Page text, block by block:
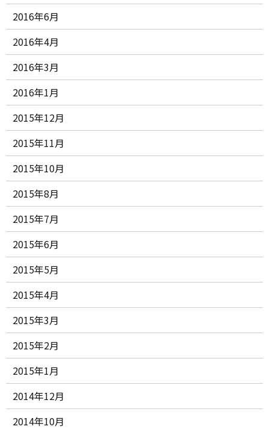
2016年6月
2016年4月
2016年3月
2016年1月
2015年12月
2015年11月
2015年10月
2015年8月
2015年7月
2015年6月
2015年5月
2015年4月
2015年3月
2015年2月
2015年1月
2014年12月
2014年10月